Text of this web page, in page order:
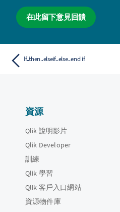
在此留下意見回饋
If..then..elseif..else..end if
資源
Qlik 說明影片
Qlik Developer
訓練
Qlik 學習
Qlik 客戶入口網站
資源物件庫